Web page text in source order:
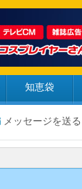
知恵袋
メッセージを送る